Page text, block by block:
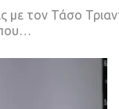
με τον Τάσο